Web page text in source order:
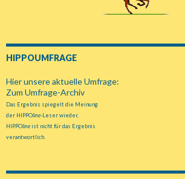
HIPPOUMFRAGE
Hier unsere aktuelle Umfrage:
Zum Umfrage-Archiv
Das Ergebnis spiegelt die Meinung
der HIPPOline-Leser wieder,
HIPPOlineist nicht für das Ergebnis
verantwortlich.